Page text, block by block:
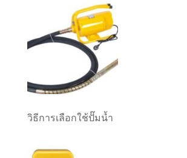
วิธีการเลือกใช้ปั๊มน้ำ